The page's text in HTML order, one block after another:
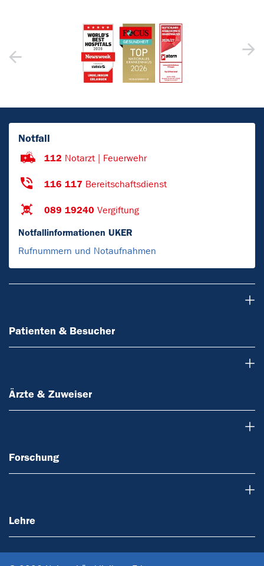
Notfall
112 Notarzt | Feuerwehr
116 117 Bereitschaftsdienst
089 19240 Vergiftung
Notfallinformationen UKER
Rufnummern und Notaufnahmen
Patienten & Besucher
Ärzte & Zuweiser
Forschung
Lehre